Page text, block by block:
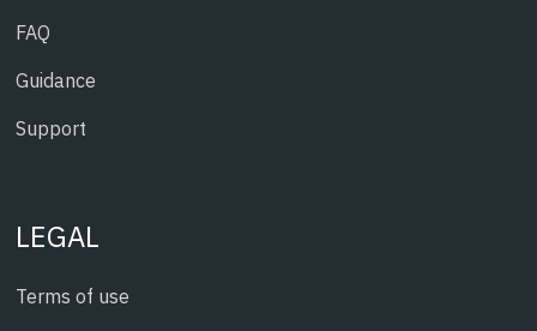
FAQ
Guidance
Support
LEGAL
Terms of use